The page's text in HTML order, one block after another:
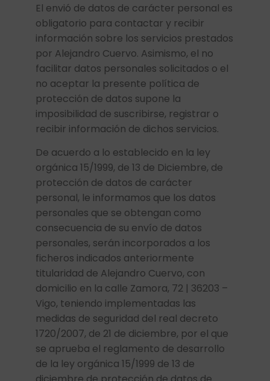
El envió de datos de carácter personal es
obligatorio para contactar y recibir
información sobre los servicios prestados
por Alejandro Cuervo. Asimismo, el no
facilitar datos personales solicitados o el
no aceptar la presente política de
protección de datos supone la
imposibilidad de suscribirse, registrar o
recibir información de dichos servicios.
De acuerdo a lo establecido en la ley
orgánica 15/1999, de 13 de Diciembre, de
protección de datos de carácter
personal, le informamos que los datos
personales que se obtengan como
consecuencia de su envío de datos
personales, serán incorporados a los
ficheros indicados anteriormente
titularidad de Alejandro Cuervo, con
domicilio en la calle Zamora, 72 | 36203 –
Vigo, teniendo implementadas las
medidas de seguridad del real decreto
1720/2007, de 21 de diciembre, por el que
se aprueba el reglamento de desarrollo
de la ley orgánica 15/1999 de 13 de